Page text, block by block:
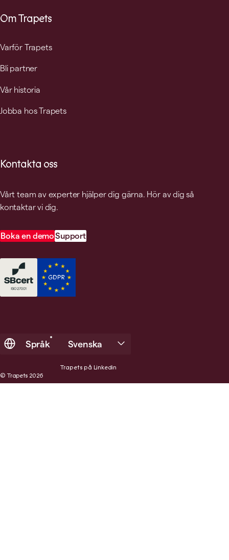
Om Trapets
Varför Trapets
Bli partner
Vår historia
Jobba hos Trapets
Kontakta oss
Vårt team av experter hjälper dig gärna. Hör av dig så
kontaktar vi dig.
Boka en demoSupport
Språk Svenska
© Trapets 2026
Trapets på Linkedin